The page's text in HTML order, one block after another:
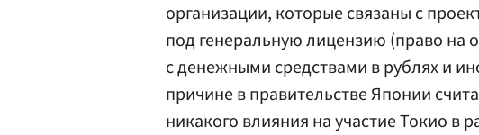
организации, которые связаны с
под генеральную лицензию (право на
с денежными средствами в рублях и
причине в правительстве Японии
никакого влияния на участие Токио в